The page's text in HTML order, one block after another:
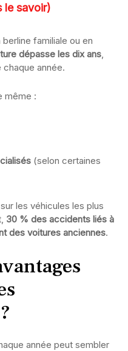
le savoir)
familiale ou en
dépasse les dix ans
année.
même :
(selon certaines
les véhicules les plus
30 % des accidents liés à
des voitures anciennes.
année peut sembler